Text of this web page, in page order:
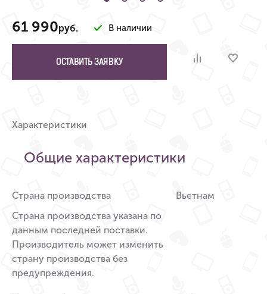
61 990руб. В наличии
ОСТАВИТЬ ЗАЯВКУ
Характеристики
Общие характеристики
Страна производства
Страна производства указана по
данным последней поставки.
Производитель может изменить
страну производства без
предупреждения.
Вьетнам